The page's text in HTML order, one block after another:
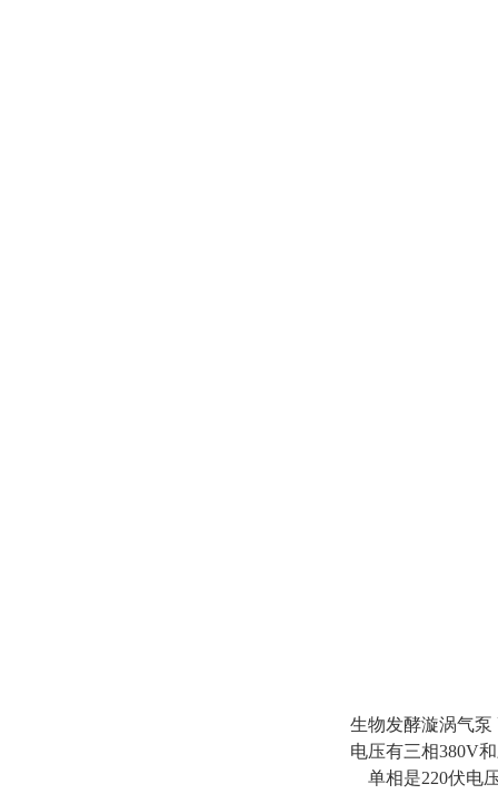
生物发酵漩涡气泵
电压有三相380V
单相是220伏电